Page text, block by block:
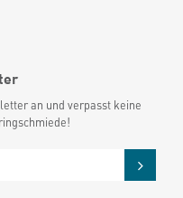
an und verpasst keine